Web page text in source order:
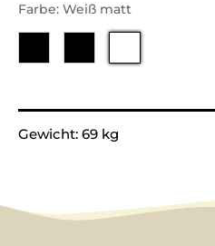
Farbe: Weiß matt
Gewicht: 69 kg